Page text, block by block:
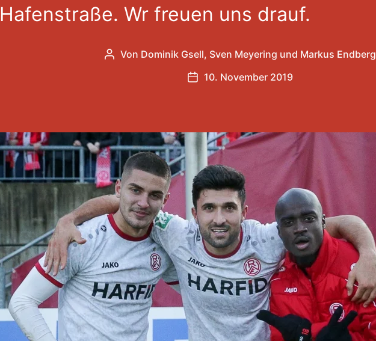
Hafenstraße. Wr freuen uns drauf.
Beitragsautor
Von Dominik Gsell, Sven Meyering und Markus Endberg
Veröffentlichungsdatum
10. November 2019